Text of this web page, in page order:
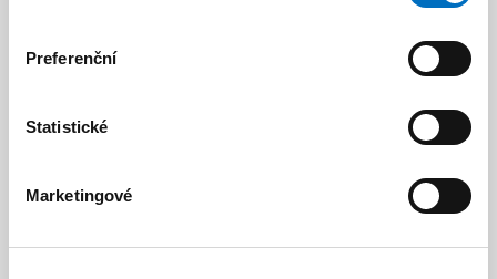
Preferenční
Statistické
Marketingové